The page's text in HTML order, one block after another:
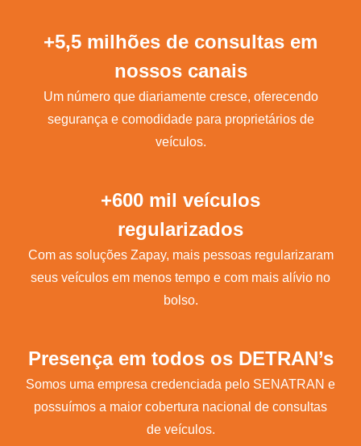
+5,5 milhões de consultas em
nossos canais
Um número que diariamente cresce, oferecendo
segurança e comodidade para proprietários de
veículos.
+600 mil veículos
regularizados
Com as soluções Zapay, mais pessoas regularizaram
seus veículos em menos tempo e com mais alívio no
bolso.
Presença em todos os DETRAN’s
Somos uma empresa credenciada pelo SENATRAN e
possuímos a maior cobertura nacional de consultas
de veículos.